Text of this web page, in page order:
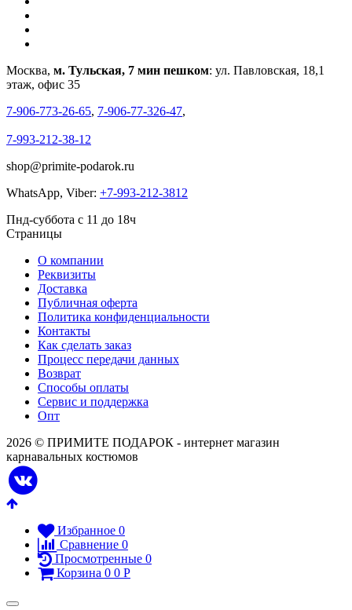
Москва, м. Тульская, 7 мин пешком: ул. Павловская, 18,1
этаж, офис 35
7-906-773-26-65, 7-906-77-326-47,
7-993-212-38-12
shop@primite-podarok.ru
WhatsApp, Viber: +7-993-212-3812
Пнд-суббота с 11 до 18ч
Страницы
О компании
Реквизиты
Доставка
Публичная оферта
Политика конфиденциальности
Контакты
Как сделать заказ
Процесс передачи данных
Возврат
Способы оплаты
Сервис и поддержка
Опт
2026 © ПРИМИТЕ ПОДАРОК - интернет магазин
карнавальных костюмов
Избранное 0
Сравнение 0
Просмотренные 0
Корзина 0 0 Р